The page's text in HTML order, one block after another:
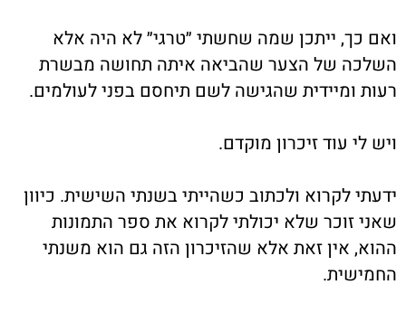
ואם כך, ייתכן שמה שחשתי ״טרגי״ לא היה אלא
השלכה של הצער שהביאה איתה תחושה מבשרת
רעות ומיידית שהגישה לשם תיחסם בפני לעולמים.
ויש לי עוד זיכרון מוקדם.
ידעתי לקרוא ולכתוב כשהייתי בשנתי השישית. כיוון
שאני זוכר שלא יכולתי לקרוא את ספר התמונות
ההוא, אין זאת אלא שהזיכרון הזה גם הוא משנתי
החמישית.